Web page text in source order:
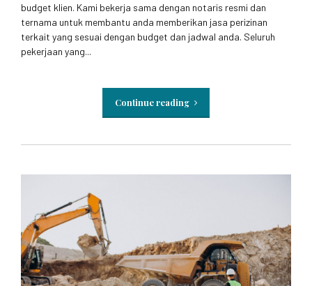
budget klien. Kami bekerja sama dengan notaris resmi dan
ternama untuk membantu anda memberikan jasa perizinan
terkait yang sesuai dengan budget dan jadwal anda. Seluruh
pekerjaan yang...
Continue reading